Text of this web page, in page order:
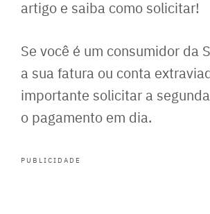
artigo e saiba como solicitar!
Se você é um consumidor da
a sua fatura ou conta
importante solicitar a
o pagamento em dia.
PUBLICIDADE